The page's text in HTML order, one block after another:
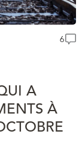
6
A
À